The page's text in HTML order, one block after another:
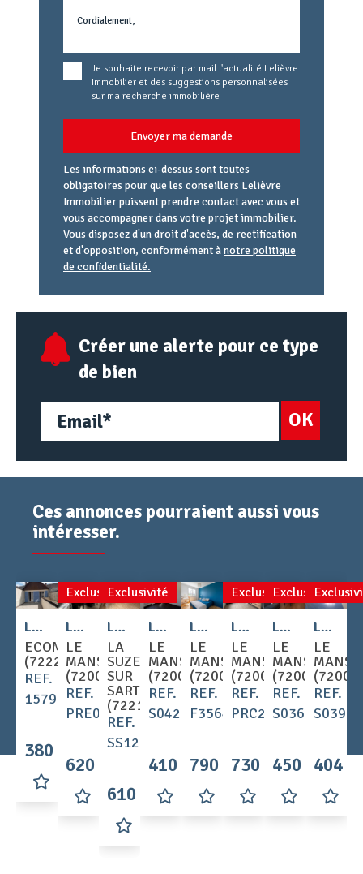
Je souhaite recevoir par mail l'actualité Lelièvre
Immobilier et des suggestions personnalisées
sur ma recherche immobilière
Envoyer ma demande
Les informations ci-dessus sont toutes
obligatoires pour que les conseillers Lelièvre
Immobilier puissent prendre contact avec vous et
vous accompagner dans votre projet immobilier.
Vous disposez d'un droit d'accès, de rectification
et d'opposition, conformément ànotre politique
de confidentialité.
email
URL
Créer une alerte pour ce type
de bien
OK
Ces annonces pourraient aussi vous
intéresser.
Location - Appartement 1 pièces 29 m
ECOMMOY
(72220)
REF.
15793
380 €
Exclusivité
Location - Appartement 2 pièces 41 m
LE
MANS
(72000)
REF.
PRE03
620 €
Exclusivité
Location - Appartement 3 pièces 57 m
LA
SUZE
SUR
SARTHE
(72210)
REF.
SS12
610 €
Location - Appartement 1 pièces 16 m
LE
MANS
(72000)
REF.
S0427
410 €
Location - Appartement 3 pièces 55 m
LE
MANS
(72000)
REF.
F3564
790 €
Exclusivité
Location - Appartement 3 pièces 63 m
LE
MANS
(72000)
REF.
PRC25
730 €
Exclusivité
Location - Appartement 1 pièces 23 m
LE
MANS
(72000)
REF.
S0361
450 €
Location - Appartement 1 pièces 26 m
LE
MANS
(72000)
REF.
S0392
404 €